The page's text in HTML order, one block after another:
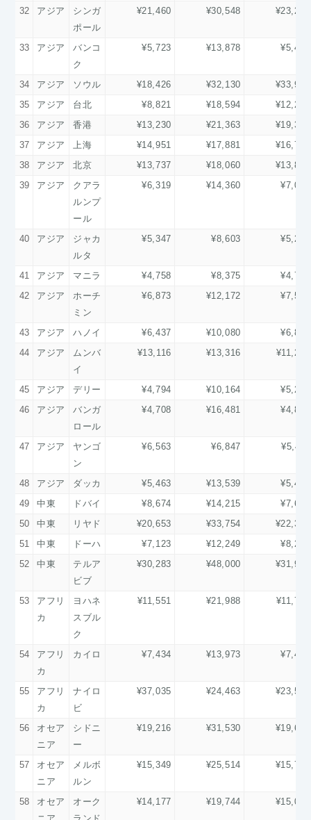
32 アジア
シンガ
ポール
¥21,460 ¥30,548 ¥23,287
33 アジア
バンコ
ク
¥5,723 ¥13,878 ¥5,476
34 アジア ソウル ¥18,426 ¥32,130
¥33,908
35
アジア 台北 ¥8,821 ¥18,594
¥12,272
36
アジア 香港 ¥13,230 ¥21,363
¥19,301
37
アジア 上海 ¥14,951 ¥17,881
¥16,750
38
アジア 北京 ¥13,737 ¥18,060
¥13,895
39
アジア
クアラ
ルンプ
ール
¥6,319 ¥14,360 ¥7,081
40 アジア
ジャカ
ルタ
¥5,347 ¥8,603 ¥5,283
41 アジア マニラ ¥4,758 ¥8,375
¥4,726
42
アジア
ホーチ
ミン
¥6,873 ¥12,172 ¥7,532
43 アジア ハノイ ¥6,437 ¥10,080
¥6,871
44
アジア
ムンバ
イ
¥13,116 ¥13,316 ¥11,236
45 アジア デリー ¥4,794 ¥10,164
¥5,213
46
アジア
バンガ
ロール
¥4,708 ¥16,481 ¥4,814
47 アジア
ヤンゴ
ン
¥6,563 ¥6,847 ¥5,411
48 アジア ダッカ ¥5,463 ¥13,539
¥5,419
49
中東 ドバイ ¥8,674 ¥14,215
¥7,685
50
中東 リヤド ¥20,653 ¥33,754
¥22,385
51
中東 ドーハ ¥7,123 ¥12,249
¥8,266
52
中東
テルア
ビブ
¥30,283 ¥48,000 ¥31,909
53
アフリ
カ
ヨハネ
スブル
ク
¥11,551 ¥21,988 ¥11,729
54
アフリ
カ
カイロ ¥7,434 ¥13,973 ¥7,421
55
アフリ
カ
ナイロ
ビ
¥37,035 ¥24,463 ¥23,561
56
オセア
ニア
シドニ
ー
¥19,216 ¥31,530 ¥19,638
57
オセア
ニア
メルボ
ルン
¥15,349 ¥25,514 ¥15,790
58
オセア
オーク
¥14,177 ¥19,744 ¥15,031